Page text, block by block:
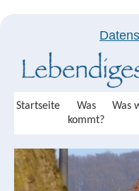
Startseite
Was
kommt?
Was